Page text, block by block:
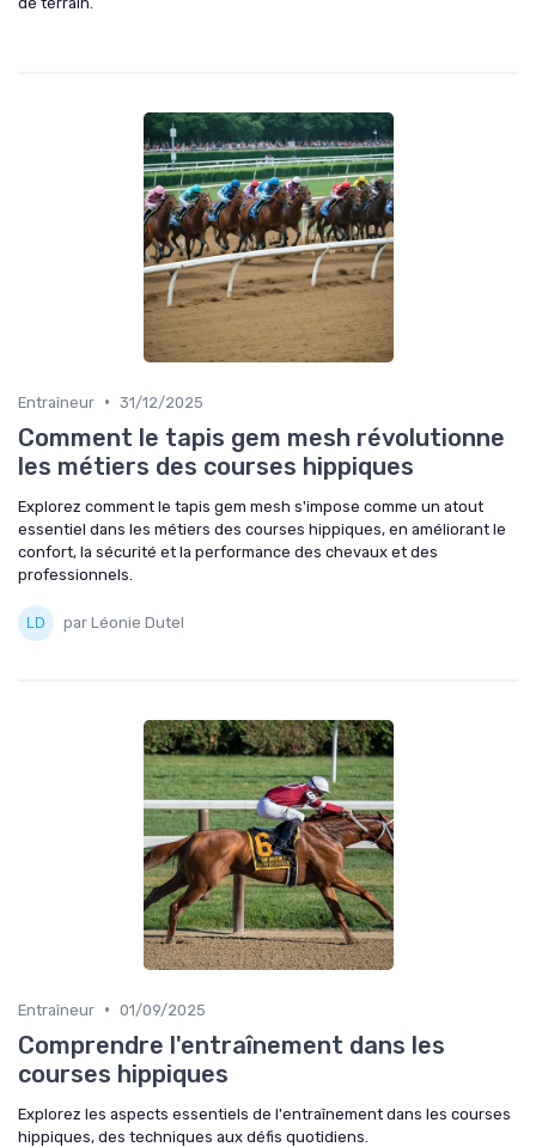
Entraîneur • 31/12/2025
Comment le tapis gem mesh révolutionne
les métiers des courses hippiques
Explorez comment le tapis gem mesh s'impose comme un atout
essentiel dans les métiers des courses hippiques, en améliorant le
confort, la sécurité et la performance des chevaux et des
professionnels.
par Léonie Dutel
Entraîneur • 01/09/2025
Comprendre l'entraînement dans les
courses hippiques
Explorez les aspects essentiels de l'entraînement dans les courses
hippiques, des techniques aux défis quotidiens.